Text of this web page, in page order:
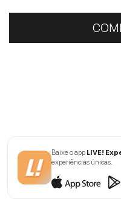
Baixe o appLIVE!
experiências únicas.